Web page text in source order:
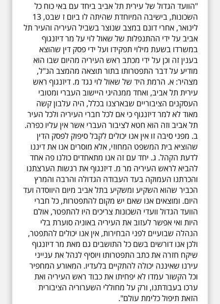
"הוועד הגדול של עירית תל אביב ביחד עם באי כוח כל
השכונות, בישיבה המיוחדת שהיתה לו ביום ז שבט, 13
לינואר, אחרי דונם במצב שנוצר בשביל העיריה והעיר תל
אביב על ידי ההתנפלות של שאול לוי על מר דיזנגוף
במשרדו בשעת מילוי תפקידו ועל ידי פסק דין שהוצא
בענין זה וכן על ידי מכתב ראש העיריה מהיום שבו הוא
מודיע על דבר התפטרותו בתור תוצאה מהמצב הנ"ל,
מצהיר: א. הרמת היד של שאול לוי נגד מ. דיזנגוף ראש
עירית תל אביב, ואחד ממנהיגי היישוב העברי ומטובי
העסקנים הציבוריים שבארצנו בכלל, היה עלבון קשה
מאוד לא למר דיזנגוף כי אם לכל חברי העיריה ולכל העיר
תל אביב וזה הוא חטא לציבור העברי אשר אין עליו כפרה.
ב. מפני סיבה זו אין אנו יכולים לקבל סיפוק לפסק הדין
שהוציא בית המשפט המחוזי, אלא מוסרים אנו את דיננו
לדעת הקהל. ג. יחד עם זה אנו מתאחדים כולנו פה אחד
להביא לראש העיריה מר מ. דיזנגוף את רגשות הערצתנו
והכרתנו העמוקה בעד העבודה הגדולה והרבה והמרץ
הכביר שהוא השקיע ומשקיע בתל אביב מיום היווסדה ועד
היום. ומוצאים אנו שאם יש מקום להתפטרות, כל חברי
הוועד הגדול וועדי השכונות צריכים היו להתפטר, אולם
היות ואי אפשר לעזוב את העיריה באוניה סוערת בלי
הנהלה שבועיים לפני הבחירות, אין אנו יכולים להתפטר,
ולכן אנו דורשים בשם כל התושבים גם מאת מר דיזנגוף
שיקח חזרה את כתב התפטרותו ויוסיף לנהל את ענייני
עירנו שאיננה יכולה להתקיים בלעדיו. המאורע המחפיר
וכל הקשור עמדו לא יפחיתו את כבוד ראש העיריה ואת
ערכו בעבודתנו, ורק על מחוללי השערוריה הציבורית
הזאת תיפול כלימת עולם".